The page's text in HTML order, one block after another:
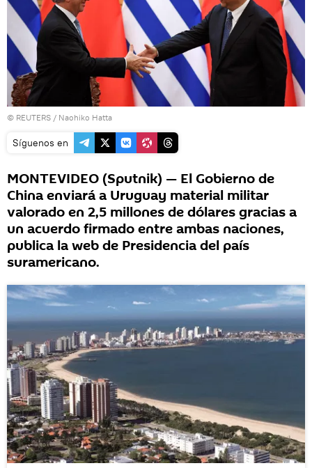
© REUTERS / Naohiko Hatta
Síguenos en
MONTEVIDEO (Sputnik) — El Gobierno de
China enviará a Uruguay material militar
valorado en 2,5 millones de dólares gracias a
un acuerdo firmado entre ambas naciones,
publica la web de Presidencia del país
suramericano.